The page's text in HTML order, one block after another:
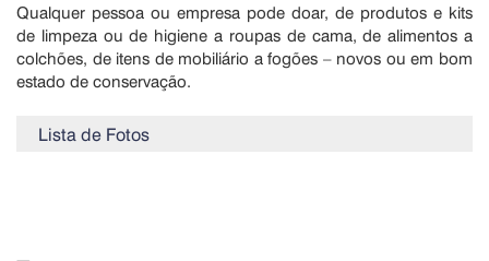
Qualquer pessoa ou empresa pode doar, de produtos e kits
de limpeza ou de higiene a roupas de cama, de alimentos a
colchões, de itens de mobiliário a fogões – novos ou em bom
estado de conservação.
Lista de Fotos